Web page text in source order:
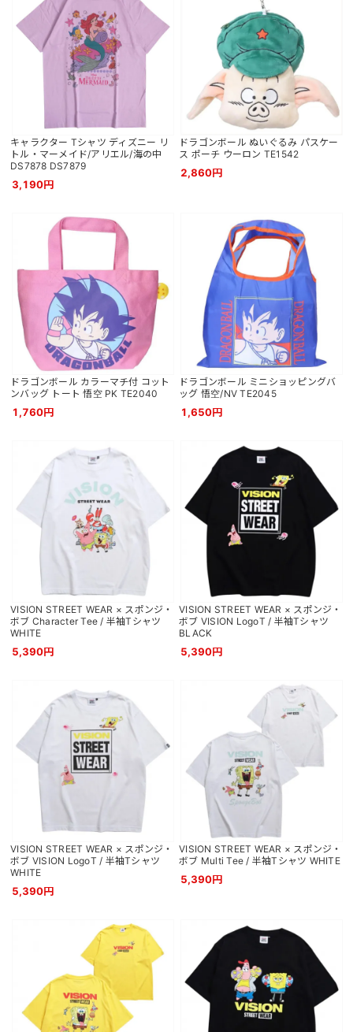
キャラクター Tシャツ ディズニー リ
トル・マーメイド/アリエル/海の中
DS7878 DS7879
3,190円
ドラゴンボール ぬいぐるみ パスケー
ス ポーチ ウーロン TE1542
2,860円
ドラゴンボール カラーマチ付 コット
ンバッグ トート 悟空 PK TE2040
1,760円
ドラゴンボール ミニショッピングバ
ッグ 悟空/NV TE2045
1,650円
VISION STREET WEAR × スポンジ・
ボブ Character Tee / 半袖Tシャツ
WHITE
5,390円
VISION STREET WEAR × スポンジ・
ボブ VISION LogoT / 半袖Tシャツ
BLACK
5,390円
VISION STREET WEAR × スポンジ・
ボブ VISION LogoT / 半袖Tシャツ
WHITE
5,390円
VISION STREET WEAR × スポンジ・
ボブ Multi Tee / 半袖Tシャツ WHITE
5,390円